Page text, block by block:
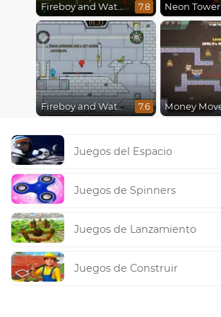
Fireboy and Watergirl 5 : Elements 7.8 Neon Tower
Fireboy and Watergirl in The Ice Temple 7.6
Juegos del Espacio
Juegos de Spinners
Juegos de Lanzamiento
Juegos de Construir